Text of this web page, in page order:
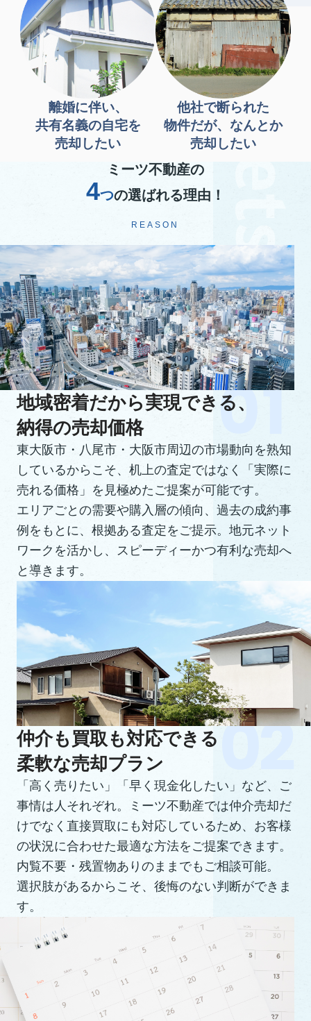
離婚に伴い、
共有名義の自宅を
売却したい
他社で断られた
物件だが、なんとか
売却したい
ミーツ不動産の
4つの選ばれる理由！
REASON
地域密着だから実現できる、
納得の売却価格
東大阪市・八尾市・大阪市周辺の市場動向を熟知
しているからこそ、机上の査定ではなく「実際に
売れる価格」を見極めたご提案が可能です。
エリアごとの需要や購入層の傾向、過去の成約事
例をもとに、根拠ある査定をご提示。地元ネット
ワークを活かし、スピーディーかつ有利な売却へ
と導きます。
仲介も買取も対応できる
柔軟な売却プラン
「高く売りたい」「早く現金化したい」など、ご
事情は人それぞれ。ミーツ不動産では仲介売却だ
けでなく直接買取にも対応しているため、お客様
の状況に合わせた最適な方法をご提案できます。
内覧不要・残置物ありのままでもご相談可能。
選択肢があるからこそ、後悔のない判断ができま
す。